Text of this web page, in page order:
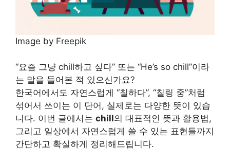
Image by Freepik
“요즘 그냥 chill하고 싶다” 또는 “He’s so chill”이라
는 말을 들어본 적 있으신가요?
한국어에서도 자연스럽게 “칠하다”, “칠링 중”처럼
섞어서 쓰이는 이 단어, 실제로는 다양한 뜻이 있습
니다. 이번 글에서는 chill의 대표적인 뜻과 활용법,
그리고 일상에서 자연스럽게 쓸 수 있는 표현들까지
간단하고 확실하게 정리해드립니다.